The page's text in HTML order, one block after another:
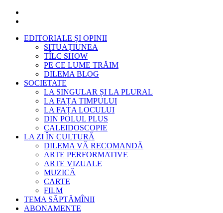
EDITORIALE ȘI OPINII
SITUAȚIUNEA
TÎLC SHOW
PE CE LUME TRĂIM
DILEMA BLOG
SOCIETATE
LA SINGULAR ȘI LA PLURAL
LA FAȚA TIMPULUI
LA FAȚA LOCULUI
DIN POLUL PLUS
CALEIDOSCOPIE
LA ZI ÎN CULTURĂ
DILEMA VĂ RECOMANDĂ
ARTE PERFORMATIVE
ARTE VIZUALE
MUZICĂ
CARTE
FILM
TEMA SĂPTĂMÎNII
ABONAMENTE